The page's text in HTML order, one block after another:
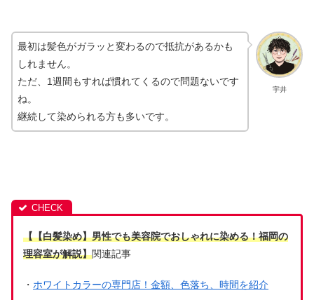
宇井
最初は髪色がガラッと変わるので抵抗があるかも
しれません。
ただ、1週間もすれば慣れてくるので問題ないです
ね。
継続して染められる方も多いです。
【【白髪染め】男性でも美容院でおしゃれに染める！福岡の
理容室が解説】関連記事
・ ホワイトカラーの専門店！金額、色落ち、時間を紹介